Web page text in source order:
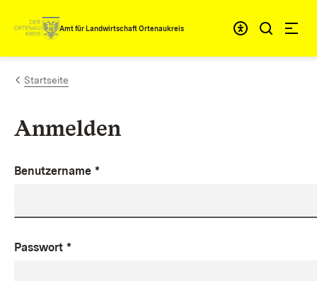
Zum Inhalt springen
Amt für Landwirtschaft Ortenaukreis
Startseite
Anmelden
Benutzername *
Passwort *